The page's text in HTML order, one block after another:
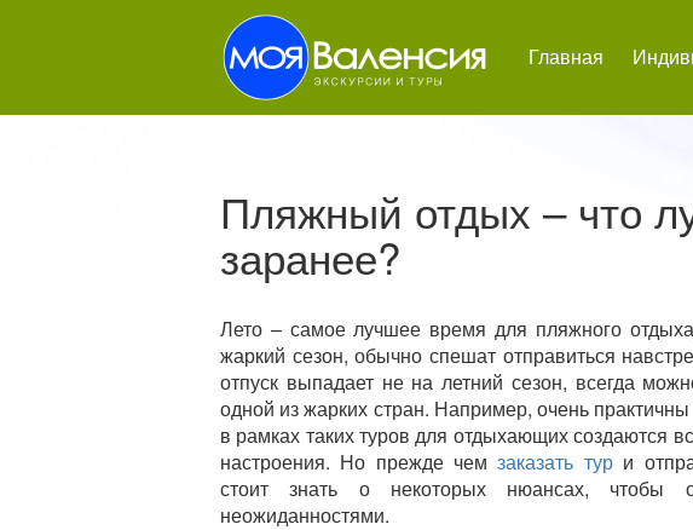
Главная
Пляжный отдых – что
заранее?
Лето – самое лучшее время для пляжного
жаркий сезон, обычно спешат отправиться
отпуск выпадает не на летний сезон, всегда
одной из жарких стран. Например, очень
в рамках таких туров для отдыхающих создаются
настроения. Но прежде чемзаказать тури
стоит знать о некоторых нюансах, чтобы
неожиданностями.